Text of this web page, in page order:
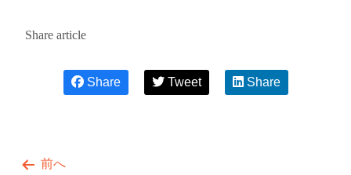
Share article
Share Tweet Share
前へ